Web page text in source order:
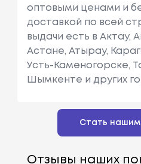
оптовыми ценами и
доставкой по всей
выдачи есть в Актау,
Астане, Атырау,
Усть-Каменогорске,
Шымкенте и других
Стать
Отзывы наших